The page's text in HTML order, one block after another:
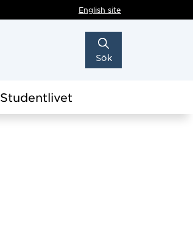
English site
Sök
Studentlivet